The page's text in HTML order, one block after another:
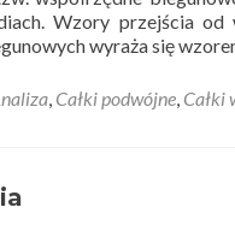
Wzory przejścia od
wyraża się
, Całki podwójne, Całki